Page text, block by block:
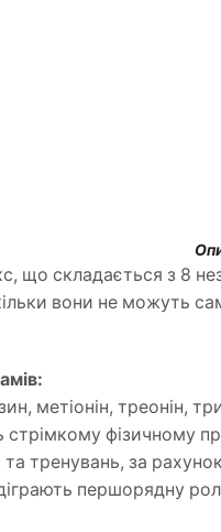
складається з 8
вони не можуть
метіонін, треонін,
стрімкому фізичному
тренувань, за
першорядну